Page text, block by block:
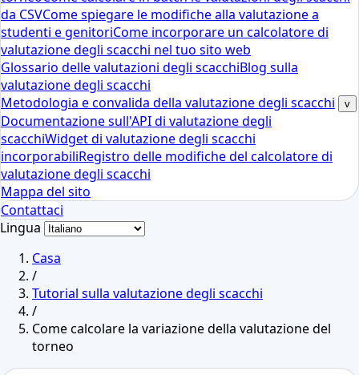
da CSVCome spiegare le modifiche alla valutazione a
studenti e genitoriCome incorporare un calcolatore di
valutazione degli scacchi nel tuo sito web
Glossario delle valutazioni degli scacchiBlog sulla
valutazione degli scacchi
Metodologia e convalida della valutazione degli scacchi
v
Documentazione sull'API di valutazione degli
scacchiWidget di valutazione degli scacchi
incorporabiliRegistro delle modifiche del calcolatore di
valutazione degli scacchi
Mappa del sito
Contattaci
Lingua
Casa
/
Tutorial sulla valutazione degli scacchi
/
Come calcolare la variazione della valutazione del
torneo